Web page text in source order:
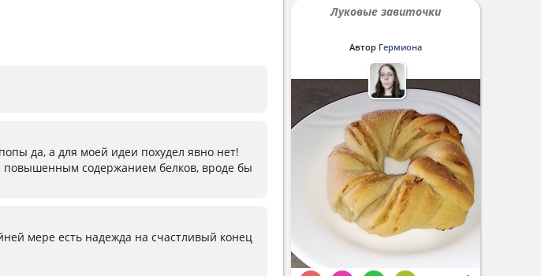
да, а для моей идеи похудел явно нет!
повышенным содержанием белков, вроде бы
мере есть надежда на счастливый конец
Луковые завиточки
Автор Гермиона